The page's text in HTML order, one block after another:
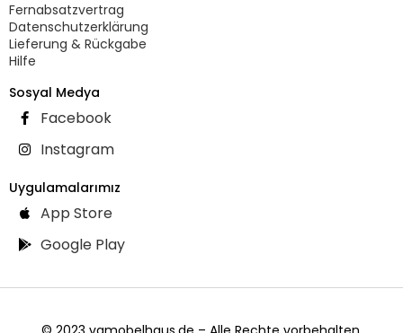
Fernabsatzvertrag
Datenschutzerklärung
Lieferung & Rückgabe
Hilfe
Sosyal Medya
Facebook
Instagram
Uygulamalarımız
App Store
Google Play